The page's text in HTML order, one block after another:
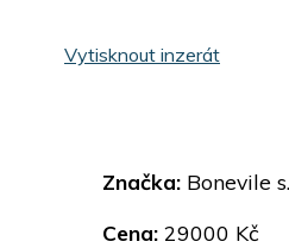
Vytisknout inzerát
Značka: Bonevile
Cena: 29000 Kč